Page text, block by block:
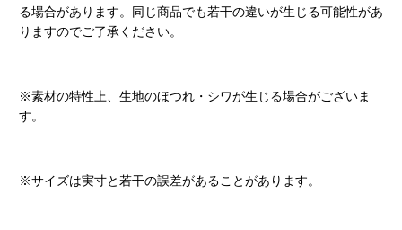
る場合があります。同じ商品でも若干の違いが生じる可能性があ
りますのでご了承ください。
※素材の特性上、生地のほつれ・シワが生じる場合がございま
す。
※サイズは実寸と若干の誤差があることがあります。